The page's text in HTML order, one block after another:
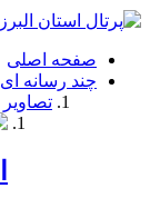
فصد
شرق
تهران
خشکشویی
صفحه اصلی
چند رسانه ای
تصاویر